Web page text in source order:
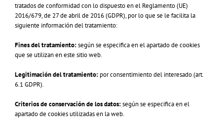
tratados de conformidad con lo dispuesto en el Reglamento (UE)
2016/679, de 27 de abril de 2016(GDPR), por lo que se le facilita la
siguiente información del tratamiento:
Fines del tratamiento:según se especifica en el apartado de cookies
que se utilizan en este sitio web.
Legitimación del tratamiento: por consentimiento del interesado (art.
6.1 GDPR).
Criterios de conservación de los datos:según se especifica en el
apartado de cookies utilizadas en la web.